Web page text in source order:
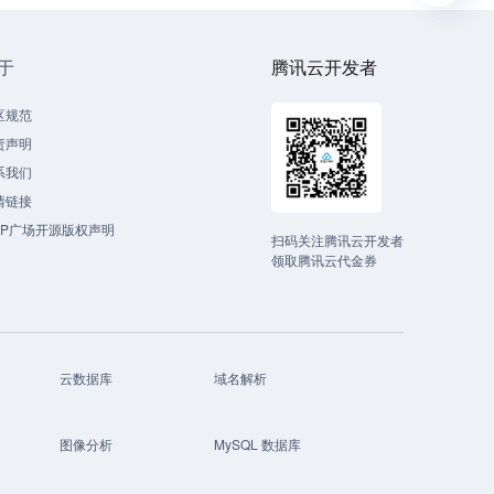
规范
声明
我们
链接
广场开源版权声明
腾讯云开发者
扫码关注腾讯云开发者
领取腾讯云代金券
云数据库 域名解析
图像分析 MySQL 数据库